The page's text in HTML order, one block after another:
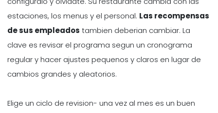
estaciones, los menus y el personal. Las recompensas
de sus empleados tambien deberian cambiar. La
clave es revisar el programa segun un cronograma
regular y hacer ajustes pequenos y claros en lugar de
cambios grandes y aleatorios.
Elige un ciclo de revision- una vez al mes es un buen